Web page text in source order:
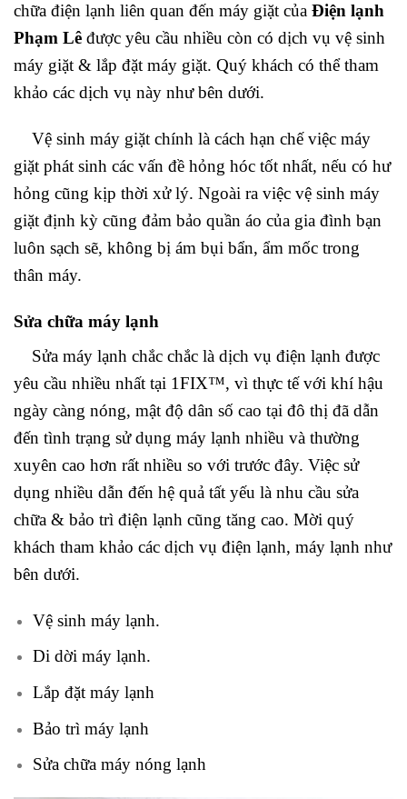
chữa điện lạnh liên quan đến máy giặt của Điện lạnh
Phạm Lê được yêu cầu nhiều còn có dịch vụ vệ sinh
máy giặt & lắp đặt máy giặt. Quý khách có thể tham
khảo các dịch vụ này như bên dưới.
Vệ sinh máy giặt chính là cách hạn chế việc máy
giặt phát sinh các vấn đề hỏng hóc tốt nhất, nếu có hư
hỏng cũng kịp thời xử lý. Ngoài ra việc vệ sinh máy
giặt định kỳ cũng đảm bảo quần áo của gia đình bạn
luôn sạch sẽ, không bị ám bụi bẩn, ẩm mốc trong
thân máy.
Sửa chữa máy lạnh
Sửa máy lạnh chắc chắc là dịch vụ điện lạnh được
yêu cầu nhiều nhất tại 1FIX™, vì thực tế với khí hậu
ngày càng nóng, mật độ dân số cao tại đô thị đã dẫn
đến tình trạng sử dụng máy lạnh nhiều và thường
xuyên cao hơn rất nhiều so với trước đây. Việc sử
dụng nhiều dẫn đến hệ quả tất yếu là nhu cầu sửa
chữa & bảo trì điện lạnh cũng tăng cao. Mời quý
khách tham khảo các dịch vụ điện lạnh, máy lạnh như
bên dưới.
Vệ sinh máy lạnh.
Di dời máy lạnh.
Lắp đặt máy lạnh
Bảo trì máy lạnh
Sửa chữa máy nóng lạnh